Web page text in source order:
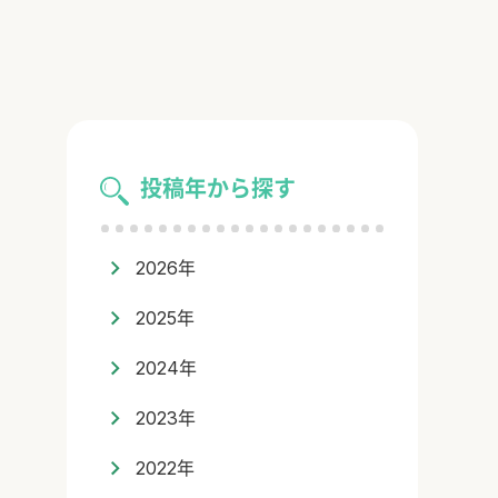
投稿年から探す
2026年
2025年
2024年
2023年
2022年